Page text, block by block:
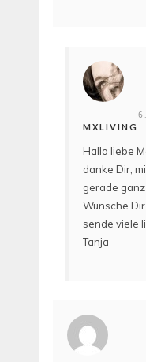
MXLIVING
Hallo liebe
danke Dir,
gerade
Wünsche
sende viele
Tanja